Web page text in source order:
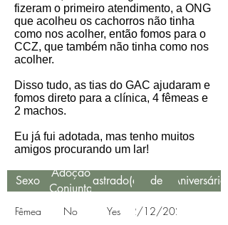
fizeram o primeiro atendimento, a ONG
que acolheu os cachorros não tinha
como nos acolher, então fomos para o
CCZ, que também não tinha como nos
acolher.
Disso tudo, as tias do GAC ajudaram e
fomos direto para a clínica, 4 fêmeas e
2 machos.
Eu já fui adotada, mas tenho muitos
amigos procurando um lar!
Sexo
Adoção
Conjunta
Castrado(a)
de
Resgate
Aniversário
Fêmea No Yes 12/12/2020